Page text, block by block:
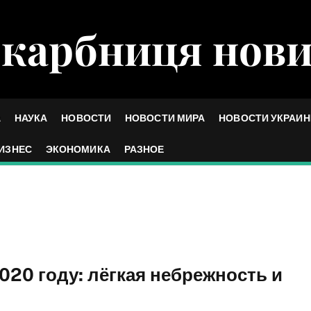
НАУКА НОВОСТИ НОВОСТИ МИРА НОВОСТИ
ЭКОНОМИКА РАЗНОЕ
году: лёгкая небрежность и